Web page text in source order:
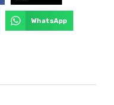
WhatsApp